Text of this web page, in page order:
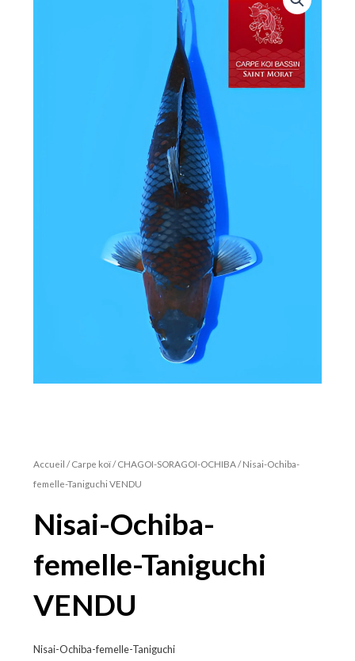
Accueil /Carpe koï/CHAGOI-SORAGOI-OCHIBA/ Nisai-Ochiba-
femelle-Taniguchi VENDU
Nisai-Ochiba-
femelle-Taniguchi
VENDU
Nisai-Ochiba-femelle-Taniguchi